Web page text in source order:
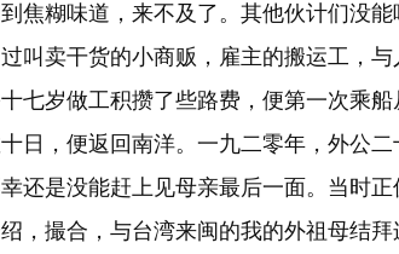
焦糊味道，来不及了。其他伙计们没能
叫卖干货的小商贩，雇主的搬运工，与
七岁做工积攒了些路费，便第一次乘船
日，便返回南洋。一九二零年，外公二
还是没能赶上见母亲最后一面。当时正
，撮合，与台湾来闽的我的外祖母结拜